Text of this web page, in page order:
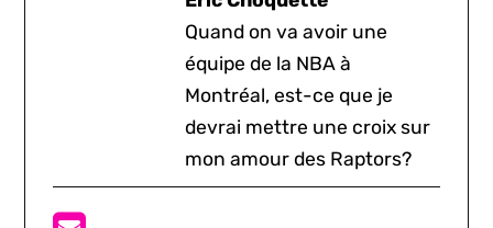
Quand on va avoir une
équipe de la NBA à
Montréal, est-ce que je
devrai mettre une croix sur
mon amour des Raptors?